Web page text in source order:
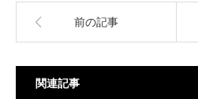
前の記事
関連記事